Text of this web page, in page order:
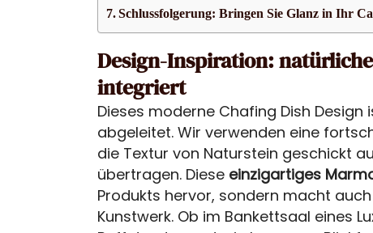
Schlussfolgerung: Bringen Sie Glanz in Ihr
Design-Inspiration:
integriert
Dieses moderne Chafing Dish
abgeleitet. Wir verwenden eine
die Textur von Naturstein geschickt
übertragen. Diese einzigartiges
Produkts hervor, sondern macht
Kunstwerk. Ob im Bankettsaal eines